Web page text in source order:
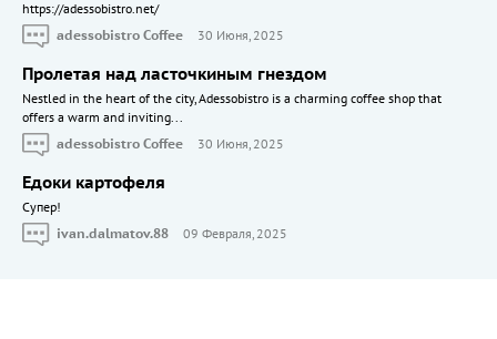
https://adessobistro.net/
adessobistro Coffee
30 Июня, 2025
Пролетая над ласточкиным гнездом
Nestled in the heart of the city, Adessobistro is a charming coffee shop that
offers a warm and inviting...
adessobistro Coffee
30 Июня, 2025
Едоки картофеля
Cупер!
ivan.dalmatov.88
09 Февраля, 2025